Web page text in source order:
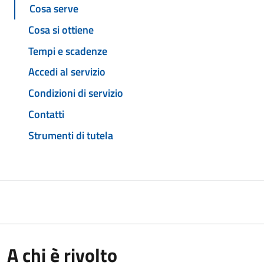
Cosa serve
Cosa si ottiene
Tempi e scadenze
Accedi al servizio
Condizioni di servizio
Contatti
Strumenti di tutela
A chi è rivolto